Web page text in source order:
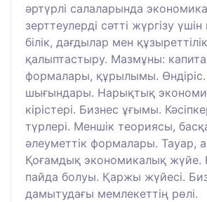
әртүрлі салаларында
зерттеулерді сәтті жүргізу үшін
білік, дағдылар мен
қалыптастыру. Мазмұны:
формалары, құрылымы. Өндіріс.
шығындары. Нарықтық
кірістері. Бизнес ұғымы.
түрлері. Меншік теориясы,
әлеуметтік формалары. Тауар,
Қоғамдық экономикалық жүйе.
пайда болуы. Қаржы жүйесі.
дамытудағы мемлекеттің рөлі.